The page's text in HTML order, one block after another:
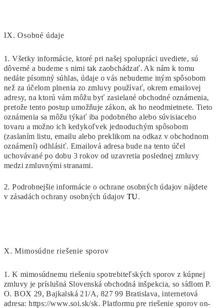
IX.Osobné údaje
1. Všetky informácie, ktoré pri našej spolupráci uvediete, sú
dôverné a budeme s nimi tak zaobchádzať. Ak nám k tomu
nedáte písomný súhlas, údaje o vás nebudeme iným spôsobom
než za účelom plnenia zo zmluvy používať, okrem emailovej
adresy, na ktorú vám môžu byť zasielané obchodné oznámenia,
pretože tento postup umožňuje zákon, ak ho neodmietnete. Tieto
oznámenia sa môžu týkať iba podobného alebo súvisiaceho
tovaru a možno ich kedykoľvek jednoduchým spôsobom
(zaslaním listu, emailu alebo preklikom na odkaz v obchodnom
oznámení) odhlásiť. Emailová adresa bude na tento účel
uchovávané po dobu 3 rokov od uzavretia poslednej zmluvy
medzi zmluvnými stranami.
2. Podrobnejšie informácie o ochrane osobných údajov nájdete
v zásadách ochrany osobných údajov TU.
X.Mimosúdne riešenie sporov
1. K mimosúdnemu riešeniu spotrebiteľských sporov z kúpnej
zmluvy je príslušná Slovenská obchodná inšpekcia, so sídlom P.
O. BOX 29, Bajkalská 21/A, 827 99 Bratislava, internetová
adresa: https://www.soi.sk/sk. Platformu pre riešenie sporov on-